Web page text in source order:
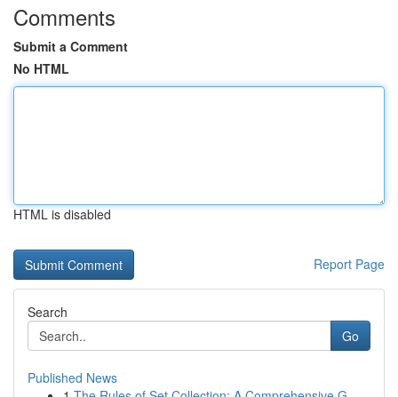
Comments
Submit a Comment
No HTML
HTML is disabled
Report Page
Search
Go
Published News